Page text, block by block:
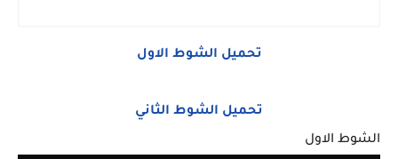
تحميل الشوط الاول
تحميل الشوط الثاني
الشوط الاول